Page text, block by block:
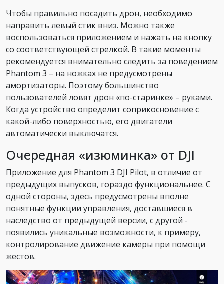
Чтобы правильно посадить дрон, необходимо
направить левый стик вниз. Можно также
воспользоваться приложением и нажать на кнопку
со соответствующей стрелкой. В такие моменты
рекомендуется внимательно следить за поведением
Phantom 3 – на ножках не предусмотрены
амортизаторы. Поэтому большинство
пользователей ловят дрон «по-старинке» – руками.
Когда устройство определит соприкосновение с
какой-либо поверхностью, его двигатели
автоматически выключатся.
Очередная «изюминка» от DJI
Приложение для Phantom 3 DJI Pilot, в отличие от
предыдущих выпусков, гораздо функциональнее. С
одной стороны, здесь предусмотрены вполне
понятные функции управления, доставшиеся в
наследство от предыдущей версии, с другой -
появились уникальные возможности, к примеру,
контролирование движение камеры при помощи
жестов.